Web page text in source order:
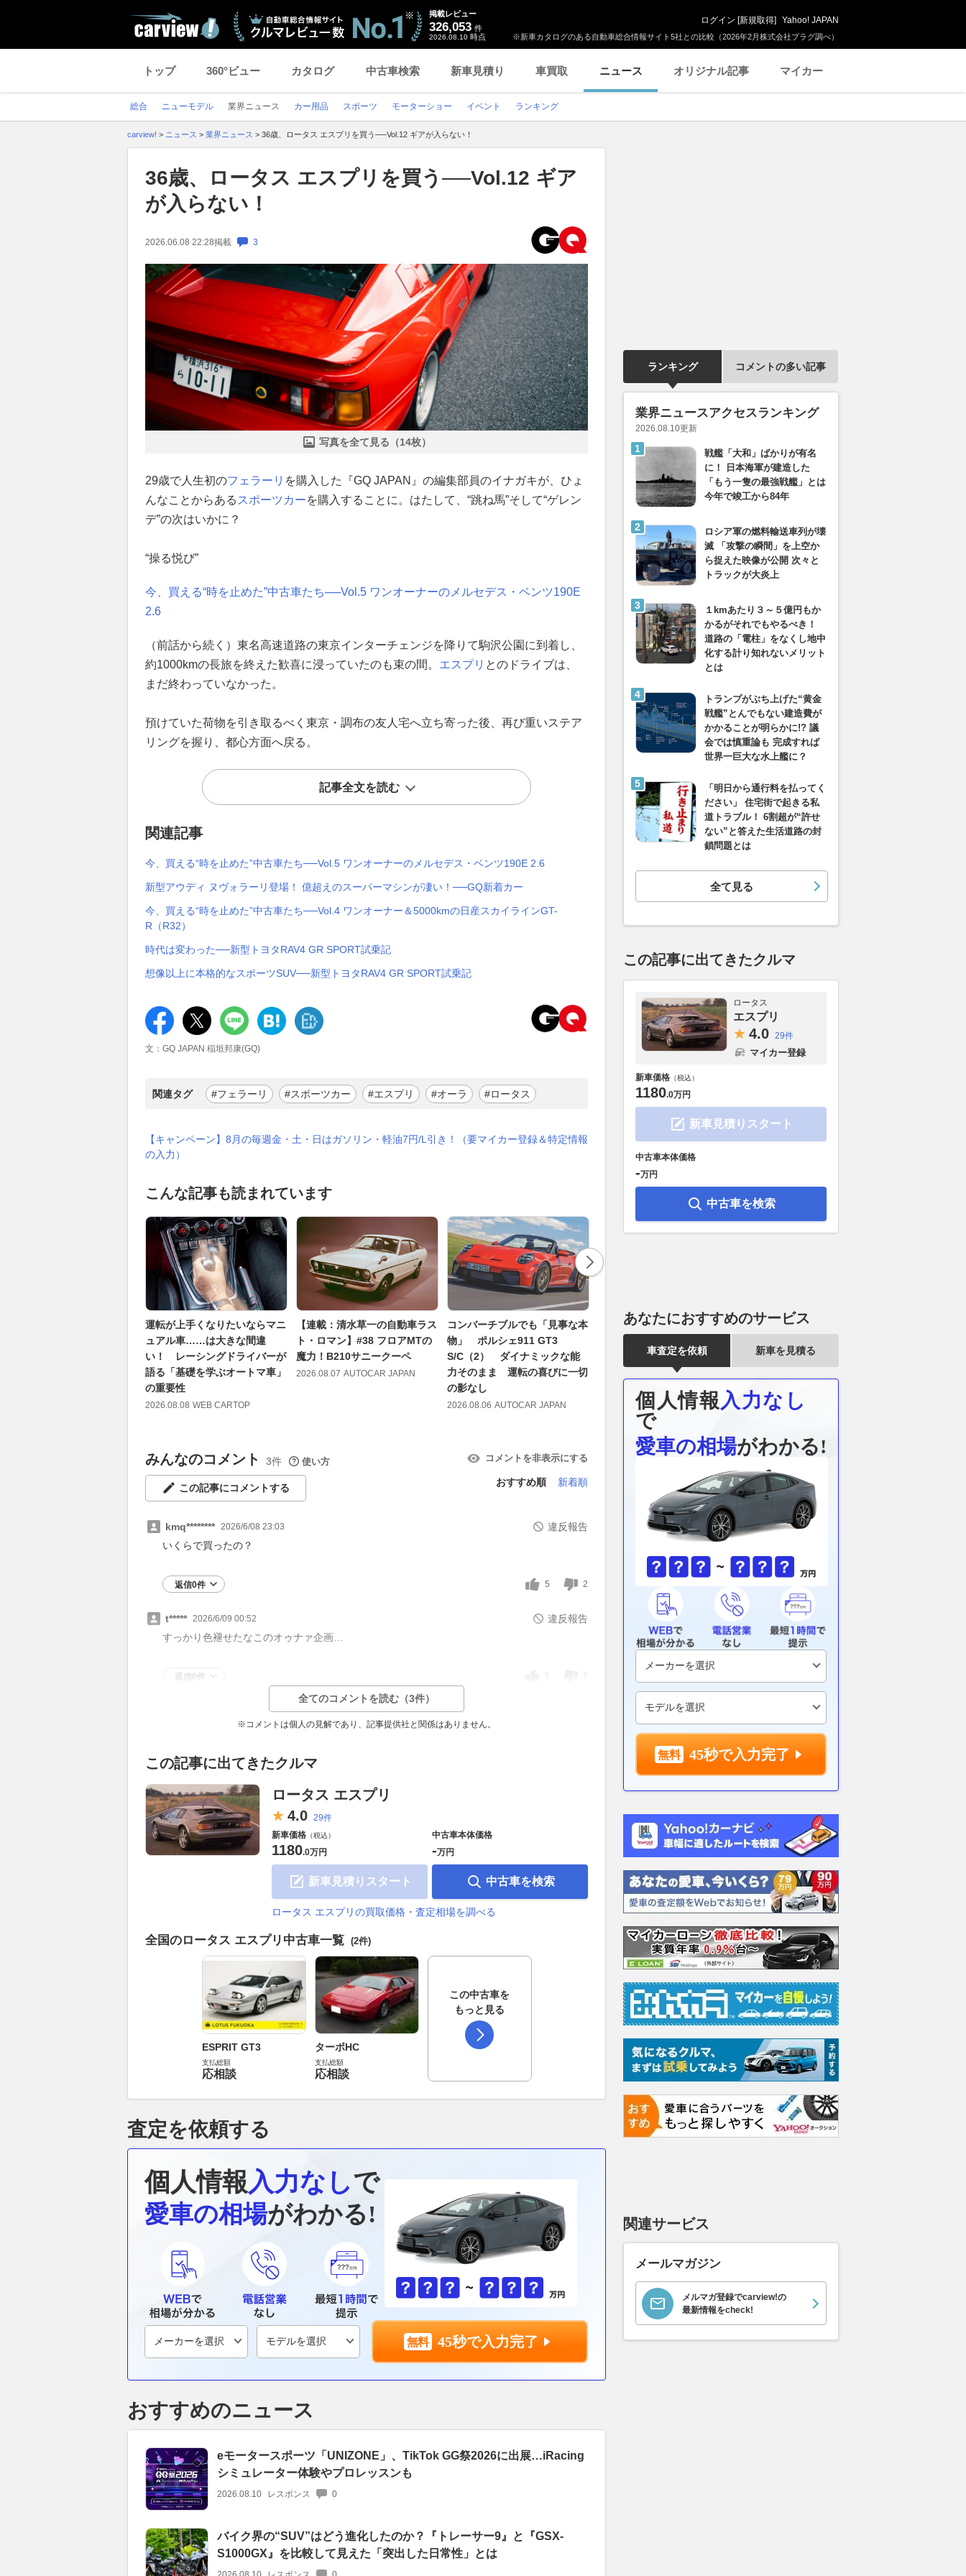
※新車カタログのある自動車総合情報サイト5社との比較（2026年2月株式会社プラグ調べ）
掲載レビュー
326,053 件
2026.08.10 時点
ログイン [新規取得] Yahoo! JAPAN
トップ 360°ビュー カタログ 中古車検索 新車見積り 車買取 ニュース オリジナル記事 マイカー
総合 ニューモデル 業界ニュース カー用品 スポーツ モーターショー イベント ランキング
carview! > ニュース > 業界ニュース > 36歳、ロータス エスプリを買う──Vol.12 ギアが入らない！
36歳、ロータス エスプリを買う──Vol.12 ギア
が入らない！
2026.06.08 22:28掲載 3
写真を全て見る（14枚）
29歳で人生初のフェラーリ を購入した『GQ JAPAN』の編集部員のイナガキが、ひょ
んなことからある スポーツカーを購入することに。はたして、“跳ね馬”そして“ゲレン
デ”の次はいかに？
“操る悦び”
今、買える“時を止めた”中古車たち──Vol.5 ワンオーナーのメルセデス・ベンツ190E
2.6
（前話から続く）東名高速道路の東京インターチェンジを降りて駒沢公園に到着し、
約1000kmの長旅を終えた歓喜に浸っていたのも束の間。 エスプリ とのドライブは、
まだ終わっていなかった。
預けていた荷物を引き取るべく東京・調布の友人宅へ立ち寄った後、再び重いステア
リングを握り、都心方面へ戻る。
記事全文を読む
関連記事
今、買える“時を止めた”中古車たち──Vol.5 ワンオーナーのメルセデス・ベンツ190E 2.6
新型アウディ ヌヴォラーリ登場！ 億超えのスーパーマシンが凄い！──GQ新着カー
今、買える“時を止めた”中古車たち──Vol.4 ワンオーナー＆5000kmの日産スカイラインGT-
R（R32）
時代は変わった──新型トヨタRAV4 GR SPORT試乗記
想像以上に本格的なスポーツSUV──新型トヨタRAV4 GR SPORT試乗記
文：GQ JAPAN 稲垣邦康(GQ)
関連タグ #フェラーリ #スポーツカー #エスプリ #オーラ #ロータス
【キャンペーン】8月の毎週金・土・日はガソリン・軽油7円/L引き！（要マイカー登録＆特定情報
の入力）
こんな記事も読まれています
運転が上手くなりたいならマニ
ュアル車……は大きな間違
い！ レーシングドライバーが
語る「基礎を学ぶオートマ車」
の重要性
2026.08.08 WEB CARTOP
【連載：清水草一の自動車ラス
ト・ロマン】#38 フロアMTの
魔力！B210サニークーペ
2026.08.07 AUTOCAR JAPAN
コンバーチブルでも「見事な本
物」 ポルシェ911 GT3
S/C（2） ダイナミックな能
力そのまま 運転の喜びに一切
の影なし
2026.08.06 AUTOCAR JAPAN
KTM「1390 SUPER
レ｜新世代プレミアムツアラー
に相応しい最新技術をフルに投
2026.08.06 webオートバイ
「20年以上前に登場してい
んな自由気ままで、タフな
てどんなクルマ⁉︎
2026.08.08 月刊自家用車WEB
みんなのコメント 3件 使い方 コメントを非表示にする
この記事にコメントする
おすすめ順 新着順
kmq******** 2026/6/08 23:03
違反報告
いくらで買ったの？
返信0件 5 2
t***** 2026/6/09 00:52
違反報告
すっかり色褪せたなこのオゥナァ企画…
返信0件 5
全てのコメントを読む（3件）
※コメントは個人の見解であり、記事提供社と関係はありません。
この記事に出てきたクルマ
ロータス エスプリ
4.0 29件
新車価格 （税込）
1180.0万円
新車見積りスタート
中古車本体価格
-万円
中古車を検索
ロータス エスプリの買取価格・査定相場を調べる
全国のロータス エスプリ中古車一覧 (2件)
ESPRIT GT3
支払総額
応相談
ターボHC
支払総額
応相談
この中古車を
もっと見る
査定を依頼する
個人情報入力なしで
愛車の相場がわかる!
45秒で入力完了
おすすめのニュース
eモータースポーツ「UNIZONE」、TikTok GG祭2026に出展…iRacing
シミュレーター体験やプロレッスンも
2026.08.10 レスポンス 0
バイク界の“SUV”はどう進化したのか？『トレーサー9』と『GSX-
S1000GX』を比較して見えた「突出した日常性」とは
ランキング コメントの多い記事
業界ニュースアクセスランキング
2026.08.10更新
戦艦「大和」ばかりが有名
に！ 日本海軍が建造した
「もう一隻の最強戦艦」とは
今年で竣工から84年
ロシア軍の燃料輸送車列が壊
滅 「攻撃の瞬間」を上空か
ら捉えた映像が公開 次々と
トラックが大炎上
１kmあたり３～５億円もか
かるがそれでもやるべき！
道路の「電柱」をなくし地中
化する計り知れないメリット
とは
トランプがぶち上げた“黄金
戦艦”とんでもない建造費が
かかることが明らかに!? 議
会では慎重論も 完成すれば
世界一巨大な水上艦に？
「明日から通行料を払ってく
ださい」 住宅街で起きる私
道トラブル！ 6割超が“許せ
ない”と答えた生活道路の封
鎖問題とは
全て見る
この記事に出てきたクルマ
ロータス
エスプリ
4.0 29件
マイカー登録
新車価格 （税込）
1180.0万円
新車見積りスタート
中古車本体価格
-万円
中古車を検索
あなたにおすすめのサービス
車査定を依頼 新車を見積る
個人情報 入力なし
で
愛車の相場がわかる!
45秒で入力完了
関連サービス
メールマガジン
メルマガ登録でcarview!の
最新情報をcheck!